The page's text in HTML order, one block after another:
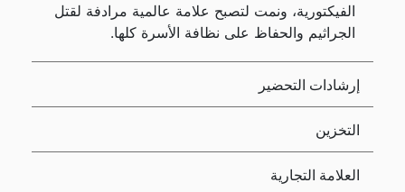
الفيكتورية، ونمت لتصبح علامة عالمية مرادفة لقتل
الجراثيم والحفاظ على نظافة الأسرة كلها.
إرشادات التحضير
التخزين
العلامة التجارية